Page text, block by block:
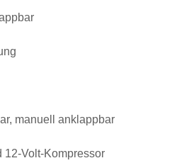
manuell anklappbar
12-Volt-Kompressor